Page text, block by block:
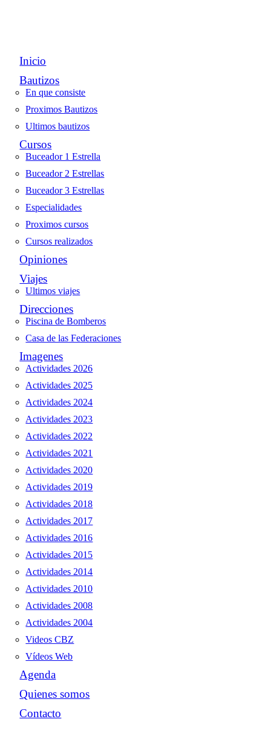
Inicio
Bautizos
En que consiste
Proximos Bautizos
Ultimos bautizos
Cursos
Buceador 1 Estrella
Buceador 2 Estrellas
Buceador 3 Estrellas
Especialidades
Proximos cursos
Cursos realizados
Opiniones
Viajes
Ultimos viajes
Direcciones
Piscina de Bomberos
Casa de las Federaciones
Imagenes
Actividades 2026
Actividades 2025
Actividades 2024
Actividades 2023
Actividades 2022
Actividades 2021
Actividades 2020
Actividades 2019
Actividades 2018
Actividades 2017
Actividades 2016
Actividades 2015
Actividades 2014
Actividades 2010
Actividades 2008
Actividades 2004
Videos CBZ
Vídeos Web
Agenda
Quienes somos
Contacto